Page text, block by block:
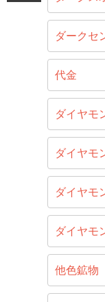
ダークセ
代金
ダイヤモ
ダイヤモ
ダイヤモ
ダイヤモ
他色鉱物